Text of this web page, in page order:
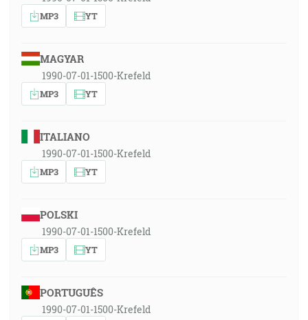
MP3 YT
MAGYAR
1990-07-01-1500-Krefeld
MP3 YT
ITALIANO
1990-07-01-1500-Krefeld
MP3 YT
POLSKI
1990-07-01-1500-Krefeld
MP3 YT
PORTUGUÊS
1990-07-01-1500-Krefeld